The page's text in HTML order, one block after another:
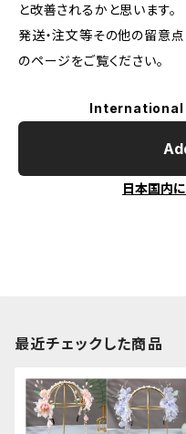
と改善されるかと思います。
発送・注文等その他の留意
のページをご覧ください。
International
日本国内
最近チェックした商品